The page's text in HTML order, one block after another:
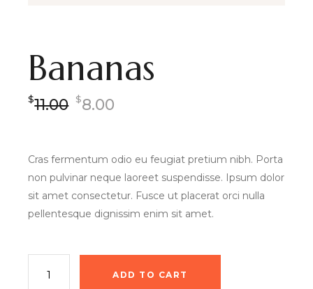
Bananas
$11.00 $8.00
Cras fermentum odio eu feugiat pretium nibh. Porta
non pulvinar neque laoreet suspendisse. Ipsum dolor
sit amet consectetur. Fusce ut placerat orci nulla
pellentesque dignissim enim sit amet.
ADD TO CART